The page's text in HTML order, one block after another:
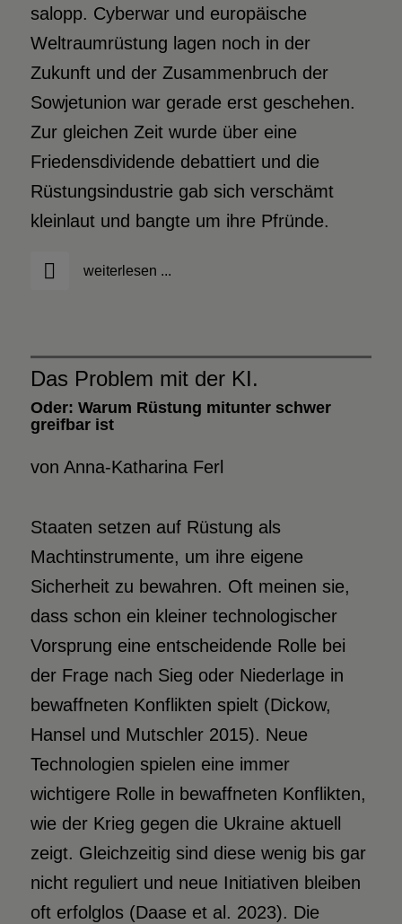
salopp. Cyberwar und europäische
Weltraumrüstung lagen noch in der
Zukunft und der Zusammenbruch der
Sowjetunion war gerade erst geschehen.
Zur gleichen Zeit wurde über eine
Friedensdividende debattiert und die
Rüstungsindustrie gab sich verschämt
kleinlaut und bangte um ihre Pfründe.
weiterlesen ...
Das Problem mit der KI.
Oder: Warum Rüstung mitunter schwer
greifbar ist
von Anna-Katharina Ferl
Staaten setzen auf Rüstung als
Machtinstrumente, um ihre eigene
Sicherheit zu bewahren. Oft meinen sie,
dass schon ein kleiner technologischer
Vorsprung eine entscheidende Rolle bei
der Frage nach Sieg oder Niederlage in
bewaffneten Konflikten spielt (Dickow,
Hansel und Mutschler 2015). Neue
Technologien spielen eine immer
wichtigere Rolle in bewaffneten Konflikten,
wie der Krieg gegen die Ukraine aktuell
zeigt. Gleichzeitig sind diese wenig bis gar
nicht reguliert und neue Initiativen bleiben
oft erfolglos (Daase et al. 2023). Die